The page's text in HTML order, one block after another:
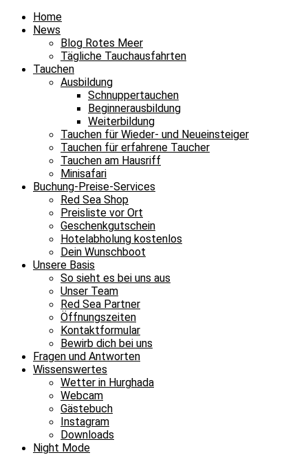
Home
News
Blog Rotes Meer
Tägliche Tauchausfahrten
Tauchen
Ausbildung
Schnuppertauchen
Beginnerausbildung
Weiterbildung
Tauchen für Wieder- und Neueinsteiger
Tauchen für erfahrene Taucher
Tauchen am Hausriff
Minisafari
Buchung-Preise-Services
Red Sea Shop
Preisliste vor Ort
Geschenkgutschein
Hotelabholung kostenlos
Dein Wunschboot
Unsere Basis
So sieht es bei uns aus
Unser Team
Red Sea Partner
Öffnungszeiten
Kontaktformular
Bewirb dich bei uns
Fragen und Antworten
Wissenswertes
Wetter in Hurghada
Webcam
Gästebuch
Instagram
Downloads
Night Mode